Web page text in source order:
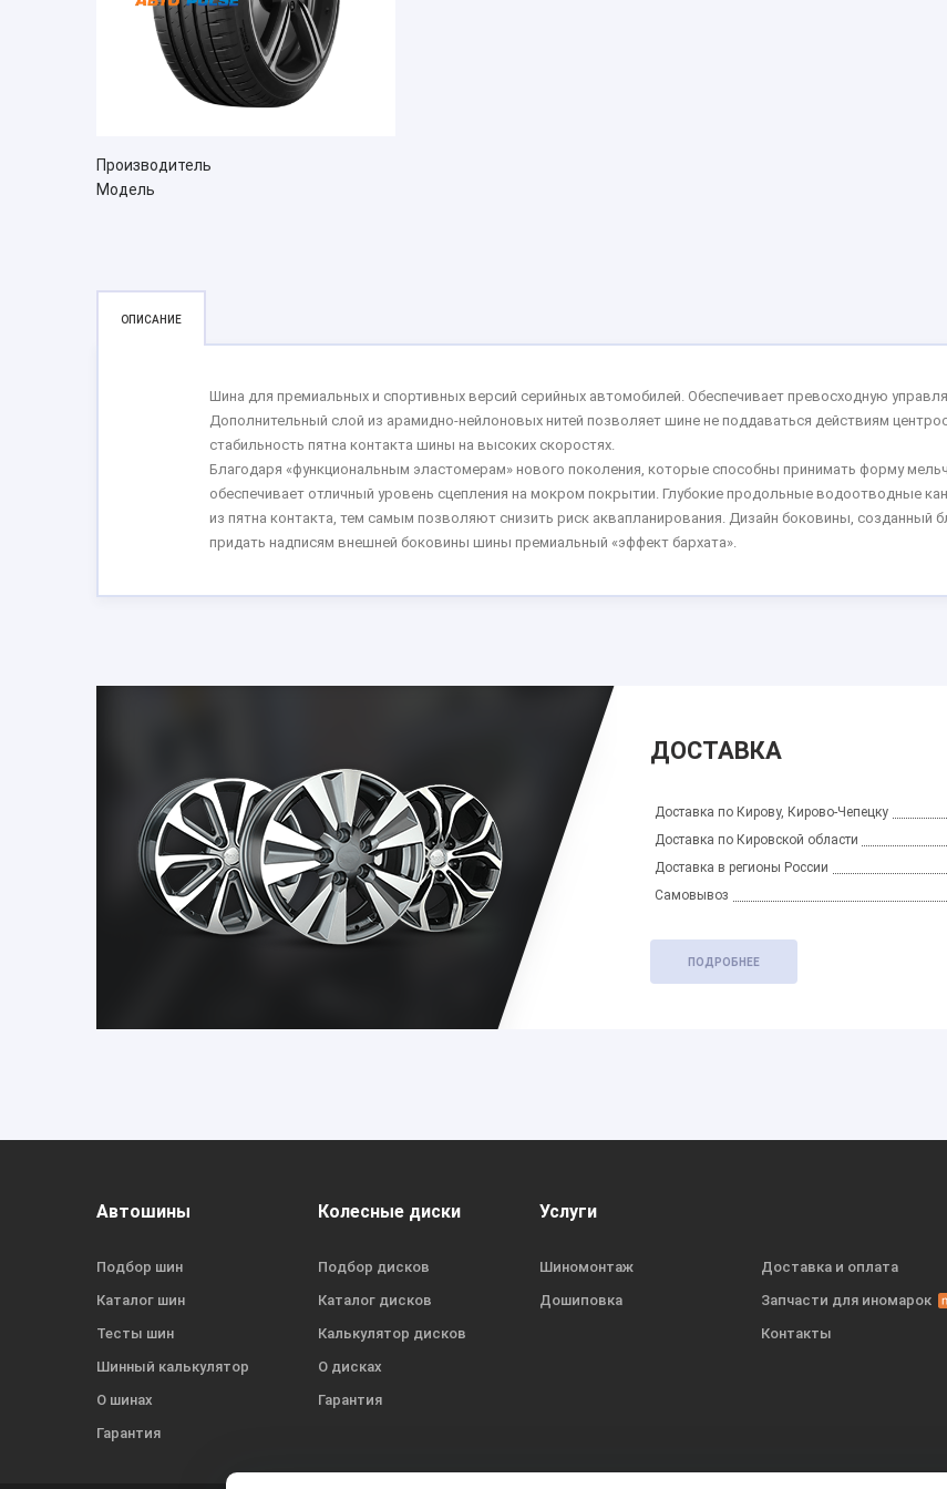
Производитель
Модель
ОПИСАНИЕ
Шина для премиальных и спортивных версий серийных автомобилей. Обеспечивает превосходную
Дополнительный слой из арамидно-нейлоновых нитей позволяет шине не поддаваться действиям
стабильность пятна контакта шины на высоких скоростях.
Благодаря «функциональным эластомерам» нового поколения, которые способны принимать форму
обеспечивает отличный уровень сцепления на мокром покрытии. Глубокие продольные водоотводные
из пятна контакта, тем самым позволяют снизить риск аквапланирования. Дизайн боковины, созданный
придать надписям внешней боковины шины премиальный «эффект бархата».
ДОСТАВКА
Доставка по Кирову, Кирово-Чепецку
Доставка по Кировской области
Доставка в регионы России
Самовывоз
ПОДРОБНЕЕ
Автошины
Подбор шин
Каталог шин
Тесты шин
Шинный калькулятор
О шинах
Гарантия
Колесные диски
Подбор дисков
Каталог дисков
Калькулятор дисков
О дисках
Гарантия
Услуги
Шиномонтаж
Дошиповка
Доставка и оплата
Запчасти для иномарок
Контакты